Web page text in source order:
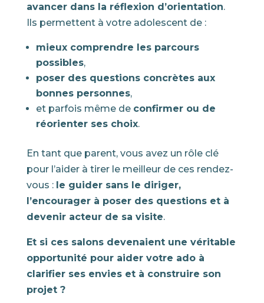
avancer dans la réflexion d’orientation.
Ils permettent à votre adolescent de :
mieux comprendre les parcours
possibles,
poser des questions concrètes aux
bonnes personnes,
et parfois même de confirmer ou de
réorienter ses choix.
En tant que parent, vous avez un rôle clé
pour l’aider à tirer le meilleur de ces rendez-
vous : le guider sans le diriger,
l’encourager à poser des questions et à
devenir acteur de sa visite.
Et si ces salons devenaient une véritable
opportunité pour aider votre ado à
clarifier ses envies et à construire son
projet ?